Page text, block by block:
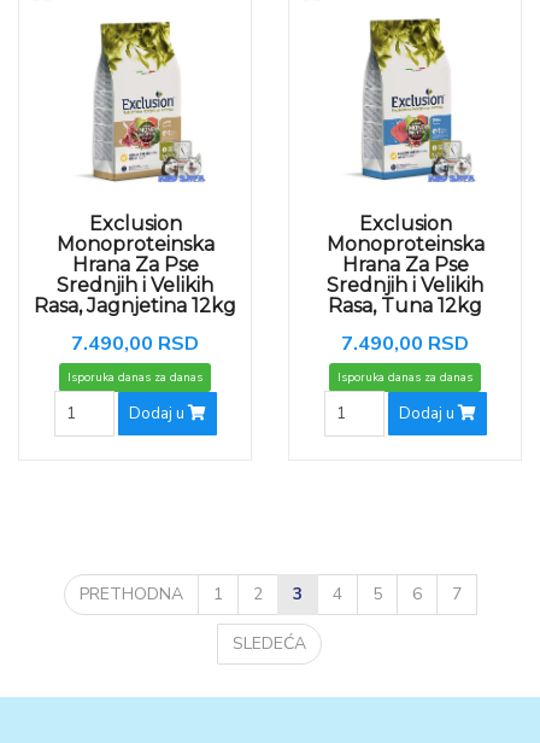
Exclusion
Monoproteinska
Hrana Za Pse
Srednjih i Velikih
Rasa, Jagnjetina 12kg
7.490,00 RSD
Isporuka danas za danas
Dodaj u
Exclusion
Monoproteinska
Hrana Za Pse
Srednjih i Velikih
Rasa, Tuna 12kg
7.490,00 RSD
Isporuka danas za danas
Dodaj u
PRETHODNA 1 2 3 4 5 6 7
SLEDEĆA